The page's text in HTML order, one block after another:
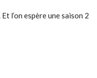
l’on espère une saison 2